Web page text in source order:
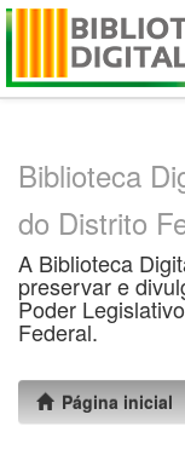
Skip
Biblioteca
do Distrito
A Biblioteca
preservar e
Poder
Federal.
Página inicial